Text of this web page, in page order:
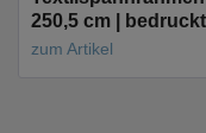
250,5 cm | bedruckt
zum Artikel